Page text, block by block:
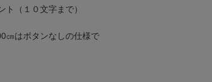
ト（１０文字まで）
㎝はボタンなしの仕様で